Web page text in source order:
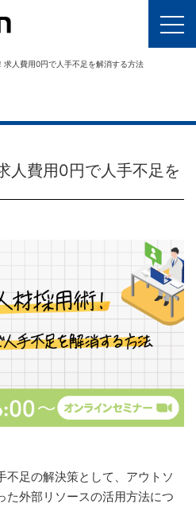
求人費用0円で人手不足を解消する方法
人費用0円で人手不足を
不足の解決策として、アウトソ
た外部リソースの活用方法につ